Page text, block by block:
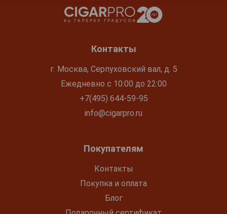
Контакты
г. Москва, Серпуховский вал, д. 5
Ежедневно с 10:00 до 22:00
+7(495) 644-59-95
info@cigarpro.ru
Покупателям
Контакты
Покупка и оплата
Блог